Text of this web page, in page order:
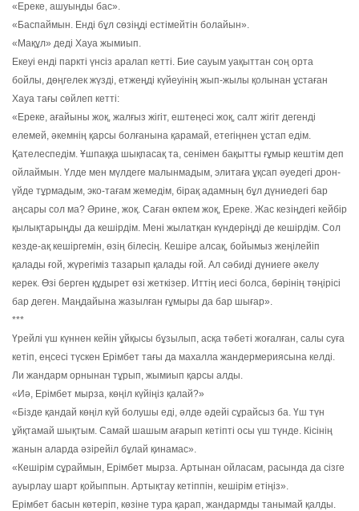
«Ереке, ашуыңды бас».
«Баспаймын. Енді бұл сөзіңді естімейтін болайын».
«Мақұл» деді Хауа жымиып.
Екеуі енді паркті үнсіз аралап кетті. Бие сауым уақыттан соң орта
бойлы, дөңгелек жүзді, етжеңді күйеуінің жып-жылы қолынан ұстаған
Хауа тағы сөйлеп кетті:
«Ереке, ағайыны жоқ, жалғыз жігіт, ештеңесі жоқ, салт жігіт дегенді
елемей, әкемнің қарсы болғанына қарамай, етегіңнен ұстап едім.
Қателеспедім. Ұшпаққа шықпасақ та, сенімен бақытты ғұмыр кештім деп
ойлаймын. Үлде мен мүлдеге малынмадым, элитаға ұқсап әуедегі дрон-
үйде тұрмадым, эко-тағам жемедім, бірақ адамның бұл дүниедегі бар
аңсары сол ма? Әрине, жоқ. Саған өкпем жоқ, Ереке. Жас кезіңдегі кейбір
қылықтарыңды да кешірдім. Мені жылатқан күндеріңді де кешірдім. Сол
кезде-ақ кешіргемін, өзің білесің. Кешіре алсақ, бойымыз жеңілейіп
қалады ғой, жүрегіміз тазарып қалады ғой. Ал сәбиді дүниеге әкелу
керек. Өзі берген құдырет өзі жеткізер. Иттің иесі болса, бөрінің тәңірісі
бар деген. Маңдайына жазылған ғұмыры да бар шығар».
***
Үрейлі үш күннен кейін ұйқысы бұзылып, асқа тәбеті жоғалған, салы суға
кетіп, еңсесі түскен Ерімбет тағы да махалла жандермериясына келді.
Ли жандарм орнынан тұрып, жымиып қарсы алды.
«Иә, Ерімбет мырза, көңіл күйіңіз қалай?»
«Бізде қандай көңіл күй болушы еді, әлде әдейі сұрайсыз ба. Үш түн
ұйқтамай шықтым. Самай шашым ағарып кетіпті осы үш түнде. Кісінің
жанын аларда әзірейіл бұлай қинамас».
«Кешірім сұраймын, Ерімбет мырза. Артынан ойласам, расында да сізге
ауырлау шарт қойыппын. Артықтау кетіппін, кешірім етіңіз».
Ерімбет басын көтеріп, көзіне тура қарап, жандармды танымай қалды.